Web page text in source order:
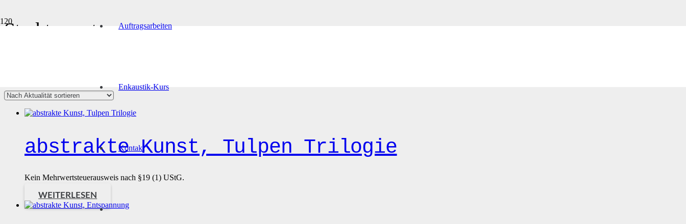
Auftragsarbeiten
Enkaustik-Kurs
Kontakt
Strukturpaste
Produkt Technik
abstrakte Kunst, Tulpen Trilogie
Kein Mehrwertsteuerausweis nach §19 (1) UStG.
WEITERLESEN